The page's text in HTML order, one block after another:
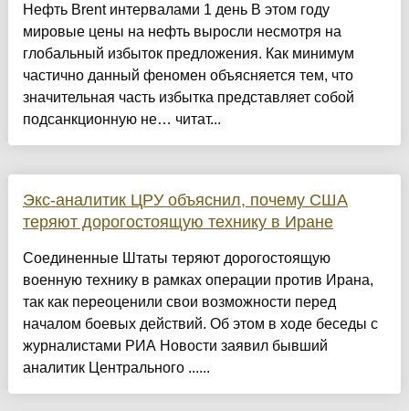
Нефть Brent интервалами 1 день В этом году
мировые цены на нефть выросли несмотря на
глобальный избыток предложения. Как минимум
частично данный феномен объясняется тем, что
значительная часть избытка представляет собой
подсанкционную не… читат...
Экс-аналитик ЦРУ объяснил, почему США
теряют дорогостоящую технику в Иране
Соединенные Штаты теряют дорогостоящую
военную технику в рамках операции против Ирана,
так как переоценили свои возможности перед
началом боевых действий. Об этом в ходе беседы с
журналистами РИА Новости заявил бывший
аналитик Центрального ......